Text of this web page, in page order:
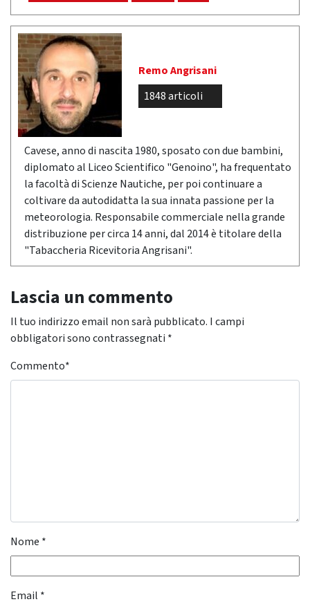
Remo Angrisani
1848 articoli
Cavese, anno di nascita 1980, sposato con due bambini,
diplomato al Liceo Scientifico "Genoino", ha frequentato
la facoltà di Scienze Nautiche, per poi continuare a
coltivare da autodidatta la sua innata passione per la
meteorologia. Responsabile commerciale nella grande
distribuzione per circa 14 anni, dal 2014 è titolare della
"Tabaccheria Ricevitoria Angrisani".
Lascia un commento
Il tuo indirizzo email non sarà pubblicato. I campi
obbligatori sono contrassegnati *
Commento*
Nome *
Email *